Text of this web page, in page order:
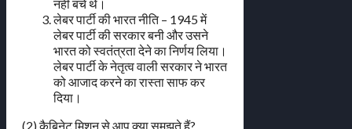
नहीं बचे थे।
लेबर पार्टी की भारत नीति – 1945 में
लेबर पार्टी की सरकार बनी और उसने
भारत को स्वतंत्रता देने का निर्णय लिया।
लेबर पार्टी के नेतृत्व वाली सरकार ने भारत
को आजाद करने का रास्ता साफ कर
दिया।
(2) कैबिनेट मिशन से आप क्या समझते हैं?